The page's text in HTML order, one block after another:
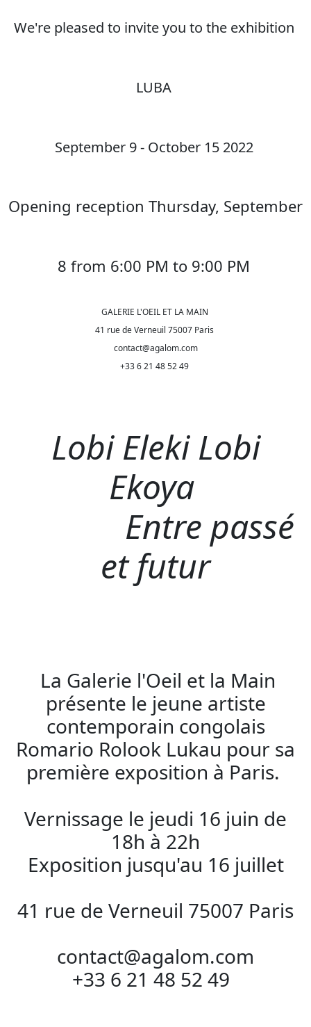
We're pleased to invite you to the exhibition
LUBA
September 9 - October 15 2022
Opening reception Thursday, September
8 from 6:00 PM to 9:00 PM
GALERIE L'OEIL ET LA MAIN
41 rue de Verneuil 75007 Paris
contact@agalom.com
+33 6 21 48 52 49
Lobi Eleki Lobi
Ekoya
Entre passé
et futur
La Galerie l'Oeil et la Main
présente le jeune artiste
contemporain congolais
Romario Rolook Lukau pour sa
première exposition à Paris.
Vernissage le jeudi 16 juin de
18h à 22h
Exposition jusqu'au 16 juillet
41 rue de Verneuil 75007 Paris
contact@agalom.com
+33 6 21 48 52 49